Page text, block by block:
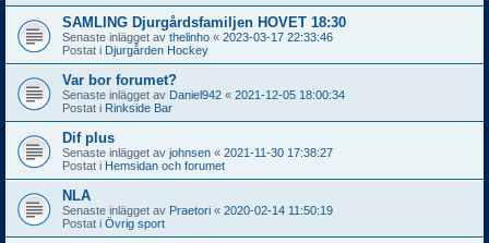
SAMLING Djurgårdsfamiljen HOVET 18:30
Senaste inlägget av thelinho « 2023-03-17 22:33:46
Postat i Djurgården Hockey
Var bor forumet?
Senaste inlägget av Daniel942 « 2021-12-05 18:00:34
Postat i Rinkside Bar
Dif plus
Senaste inlägget av johnsen « 2021-11-30 17:38:27
Postat i Hemsidan och forumet
NLA
Senaste inlägget av Praetori « 2020-02-14 11:50:19
Postat i Övrig sport